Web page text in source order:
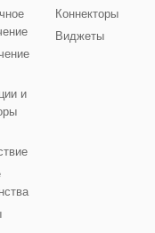
и
Коннекторы
Виджеты